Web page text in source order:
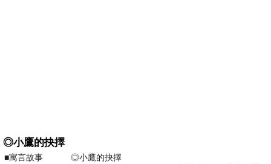
◎小鷹的抉擇
■寓言故事 ◎小鷹的抉擇